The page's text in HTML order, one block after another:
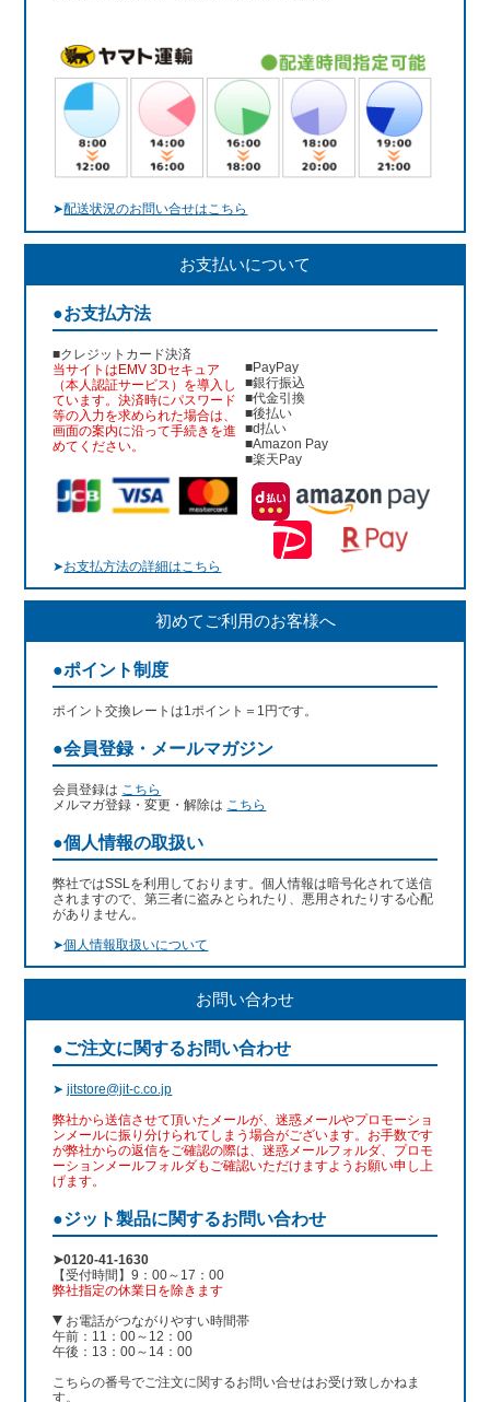
➤配送状況のお問い合せはこちら
お支払いについて
●お支払方法
■クレジットカード決済
当サイトはEMV 3Dセキュア
（本人認証サービス）を導入し
ています。決済時にパスワード
等の入力を求められた場合は、
画面の案内に沿って手続きを進
めてください。
■PayPay
■銀行振込
■代金引換
■後払い
■d払い
■Amazon Pay
■楽天Pay
➤お支払方法の詳細はこちら
初めてご利用のお客様へ
●ポイント制度
ポイント交換レートは1ポイント＝1円です。
●会員登録・メールマガジン
会員登録は こちら
メルマガ登録・変更・解除は こちら
●個人情報の取扱い
弊社ではSSLを利用しております。個人情報は暗号化されて送信
されますので、第三者に盗みとられたり、悪用されたりする心配
がありません。
➤個人情報取扱いについて
お問い合わせ
●ご注文に関するお問い合わせ
➤jitstore@jit-c.co.jp
弊社から送信させて頂いたメールが、迷惑メールやプロモーショ
ンメールに振り分けられてしまう場合がございます。お手数です
が弊社からの返信をご確認の際は、迷惑メールフォルダ、プロモ
ーションメールフォルダもご確認いただけますようお願い申し上
げます。
●ジット製品に関するお問い合わせ
➤0120-41-1630
【受付時間】9：00～17：00
弊社指定の休業日を除きます
お電話がつながりやすい時間帯
午前：11：00～12：00
午後：13：00～14：00
こちらの番号でご注文に関するお問い合せはお受け致しかねま
す。